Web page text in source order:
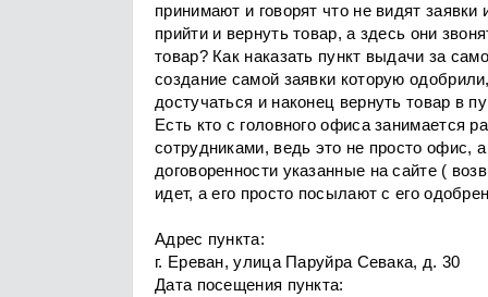
принимают и говорят что не видят
прийти и вернуть товар, а здесь они
товар? Как наказать пункт выдачи за
создание самой заявки которую
достучаться и наконец вернуть товар в
Есть кто с головного офиса занимается
сотрудниками, ведь это не просто
договоренности указанные на сайте (
идет, а его просто посылают с его
Адрес пункта:
г. Ереван, улица Паруйра Севака, д. 30
Дата посещения пункта: